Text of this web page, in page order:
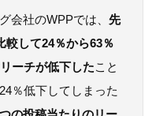
会社のWPPでは、 先
較して24％から63％
ーチが低下したこと
％低下してしまった